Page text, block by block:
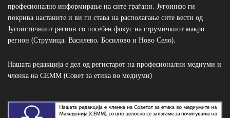
професионално информирање на сите граѓани. Југоинфо ги
покрива настаните и ви ги става на располагање сите вести од
Југоисточниот регион со посебен фокус на струмичкиот макро
регион (Струмица, Василево, Босилово и Ново Село).
Нашата редакција е дел од регистарот на професионални медиуми и
членка на СЕММ (Совет за етика во медиуми)